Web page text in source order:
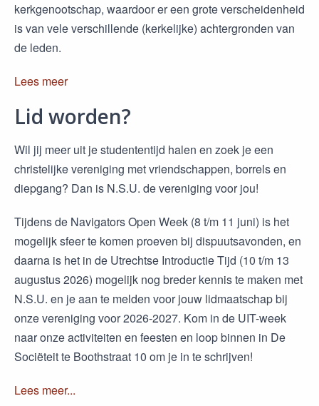
kerkgenootschap, waardoor er een grote verscheidenheid
is van vele verschillende (kerkelijke) achtergronden van
de leden.
Lees meer
Lid worden?
Wil jij meer uit je studententijd halen en zoek je een
christelijke vereniging met vriendschappen, borrels en
diepgang? Dan is N.S.U. de vereniging voor jou!
Tijdens de Navigators Open Week (8 t/m 11 juni) is het
mogelijk sfeer te komen proeven bij dispuutsavonden, en
daarna is het in de Utrechtse Introductie Tijd (10 t/m 13
augustus 2026) mogelijk nog breder kennis te maken met
N.S.U. en je aan te melden voor jouw lidmaatschap bij
onze vereniging voor 2026-2027. Kom in de UIT-week
naar onze activiteiten en feesten en loop binnen in De
Sociëteit te Boothstraat 10 om je in te schrijven!
Lees meer...